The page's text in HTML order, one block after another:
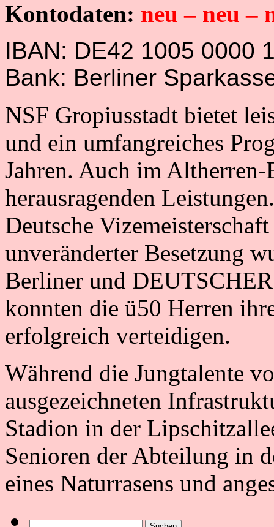
Kontodaten: neu – neu –
IBAN: DE42 1005 0000
Bank: Berliner
NSF Gropiusstadt bietet
und ein umfangreiches
Jahren. Auch im
herausragenden
Deutsche
unveränderter Besetzung
Berliner und
konnten die ü50 Herren
erfolgreich verteidigen.
Während die Jungtalente
ausgezeichneten
Stadion in der
Senioren der Abteilung in
eines Naturrasens und